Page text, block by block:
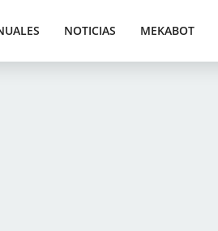
NOTICIAS MEKABOT